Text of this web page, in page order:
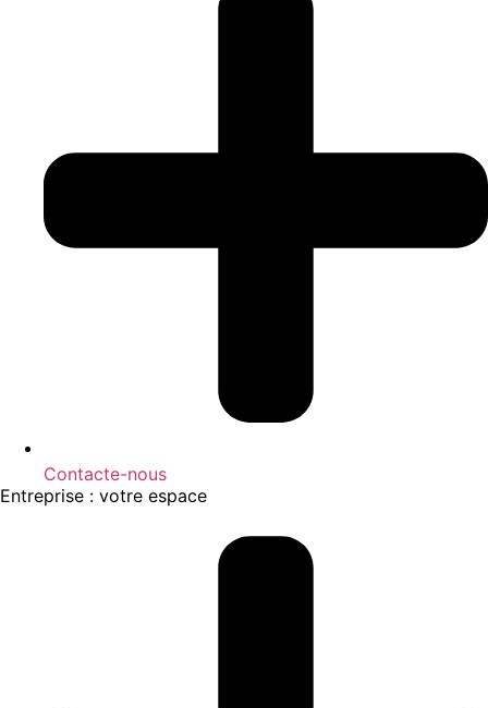
Contacte-nous
Entreprise : votre espace